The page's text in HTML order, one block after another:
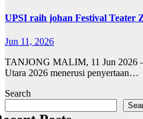
UPSI raih johan Festival Teater
Jun 11, 2026
TANJONG MALIM, 11 Jun 2026 –
Utara 2026 menerusi penyertaan…
Search